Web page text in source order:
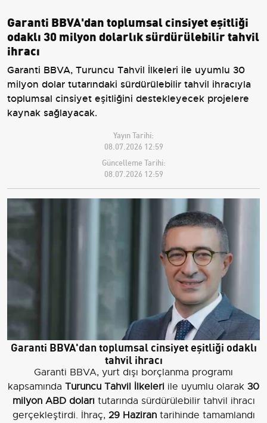
Garanti BBVA'dan toplumsal cinsiyet eşitliği
odaklı 30 milyon dolarlık sürdürülebilir tahvil
ihracı
Garanti BBVA, Turuncu Tahvil İlkeleri ile uyumlu 30
milyon dolar tutarındaki sürdürülebilir tahvil ihracıyla
toplumsal cinsiyet eşitliğini destekleyecek projelere
kaynak sağlayacak.
Yayın Tarihi:
08.07.2026 12:59
Güncelleme Tarihi:
08.07.2026 12:59
Garanti BBVA'dan toplumsal cinsiyet eşitliği odaklı
tahvil ihracı
Garanti BBVA, yurt dışı borçlanma programı
kapsamında Turuncu Tahvil İlkeleri ile uyumlu olarak 30
milyon ABD doları tutarında sürdürülebilir tahvil ihracı
gerçekleştirdi. İhraç, 29 Hazirantarihinde tamamlandı